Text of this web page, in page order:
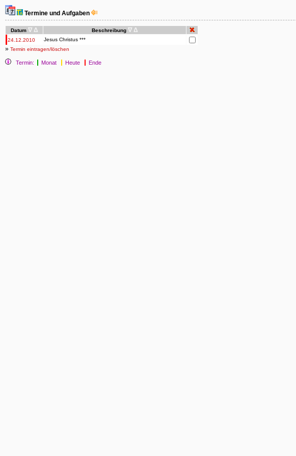
Termine und Aufgaben
Datum ∇ Δ Beschreibung ∇ Δ
24.12.2010 Jesus Christus ***
» Termin eintragen/löschen
Termin: Monat Heute Ende